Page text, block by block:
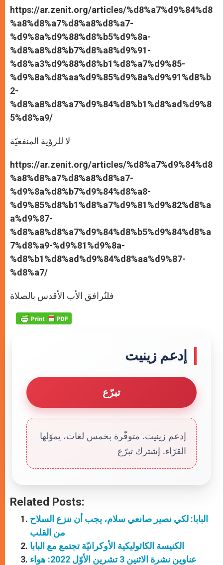
https://ar.zenit.org/articles/%d8%a7%d9%84%d8
%a8%d8%a7%d8%a8%d8%a7-
%d9%8a%d9%88%d8%b5%d9%8a-
%d8%a8%d8%b7%d8%a8%d9%91-
%d8%a3%d9%88%d8%b1%d8%a7%d9%85-
%d9%8a%d8%aa%d9%85%d9%8a%d9%91%d8%b
2-
%d8%a8%d8%a7%d9%84%d8%b1%d8%ad%d9%8
5%d8%a9/
لا للرؤية المنفعيّة
https://ar.zenit.org/articles/%d8%a7%d9%84%d8
%a8%d8%a7%d8%a8%d8%a7-
%d9%8a%d8%b7%d9%84%d8%a8-
%d9%85%d8%b1%d8%a7%d9%81%d9%82%d8%a
a%d9%87-
%d8%a8%d8%a7%d9%84%d8%b5%d9%84%d8%a
7%d8%a9-%d9%81%d9%8a-
%d8%b1%d8%ad%d9%84%d8%aa%d9%87-
%d8%a7/
فلنُرافق الأب الأقدس بالصلاة
إدعم زينيت
تبرّع
إدعم زينيت. متوفّرة بخمس لغات، يموّلها
القرّاء. إشترك تبرّع
Related Posts:
البابا: لكي نصير صانعي سلام، يجب أن ننزع السلاح
من القلب
الكنيسة الكاثوليكية الأوكرانيّة تجتمع مع البابا
عناوين نشرة الاثنين 3 تشرين الأوّل 2022: هواء